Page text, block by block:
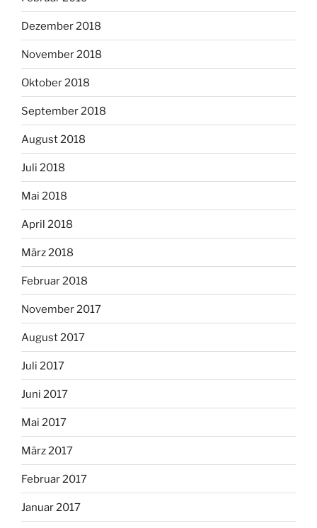
Dezember 2018
November 2018
Oktober 2018
September 2018
August 2018
Juli 2018
Mai 2018
April 2018
März 2018
Februar 2018
November 2017
August 2017
Juli 2017
Juni 2017
Mai 2017
März 2017
Februar 2017
Januar 2017